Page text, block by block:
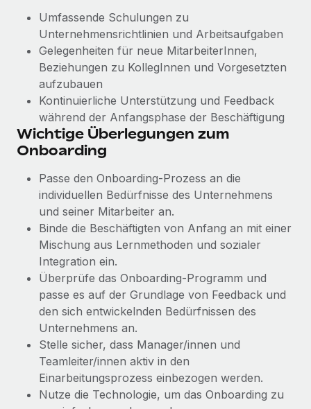
Mühelose Relocation von Mitarbeiter:innen
Benefits
Mühelose Verwaltung von Benefits
Mehr erfahren
BLOG
Neues zu Remote-Produkten: Integration mit
Gusto und Zero und Contractor Management
Plus
Auch im neuen Jahr wollen wir bei Remote Unternehmen
aller Größen dabei unterstützen, die beste...
Mehr erfahren
Wie Phiture 55 Mitarbeiter:innen in 19 Ländern
mit Remote verwaltet
Phiture ist der unumstrittene Marktführer im Bereich der
Wachstumsberatung für mobile Apps. Das...
Mehr erfahren
Umfassende Schulungen zu
Unternehmensrichtlinien und Arbeitsaufgaben
Gelegenheiten für neue MitarbeiterInnen,
Beziehungen zu KollegInnen und Vorgesetzten
aufzubauen
Kontinuierliche Unterstützung und Feedback
während der Anfangsphase der Beschäftigung
Wichtige Überlegungen zum
Onboarding
Passe den Onboarding-Prozess an die
individuellen Bedürfnisse des Unternehmens
und seiner Mitarbeiter an.
Binde die Beschäftigten von Anfang an mit einer
Mischung aus Lernmethoden und sozialer
Integration ein.
Überprüfe das Onboarding-Programm und
passe es auf der Grundlage von Feedback und
den sich entwickelnden Bedürfnissen des
Unternehmens an.
Stelle sicher, dass Manager/innen und
Teamleiter/innen aktiv in den
Einarbeitungsprozess einbezogen werden.
Nutze die Technologie, um das Onboarding zu